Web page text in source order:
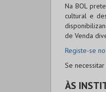
NaBOL
cultural e
de Venda
Registe-se
Se
ÀS